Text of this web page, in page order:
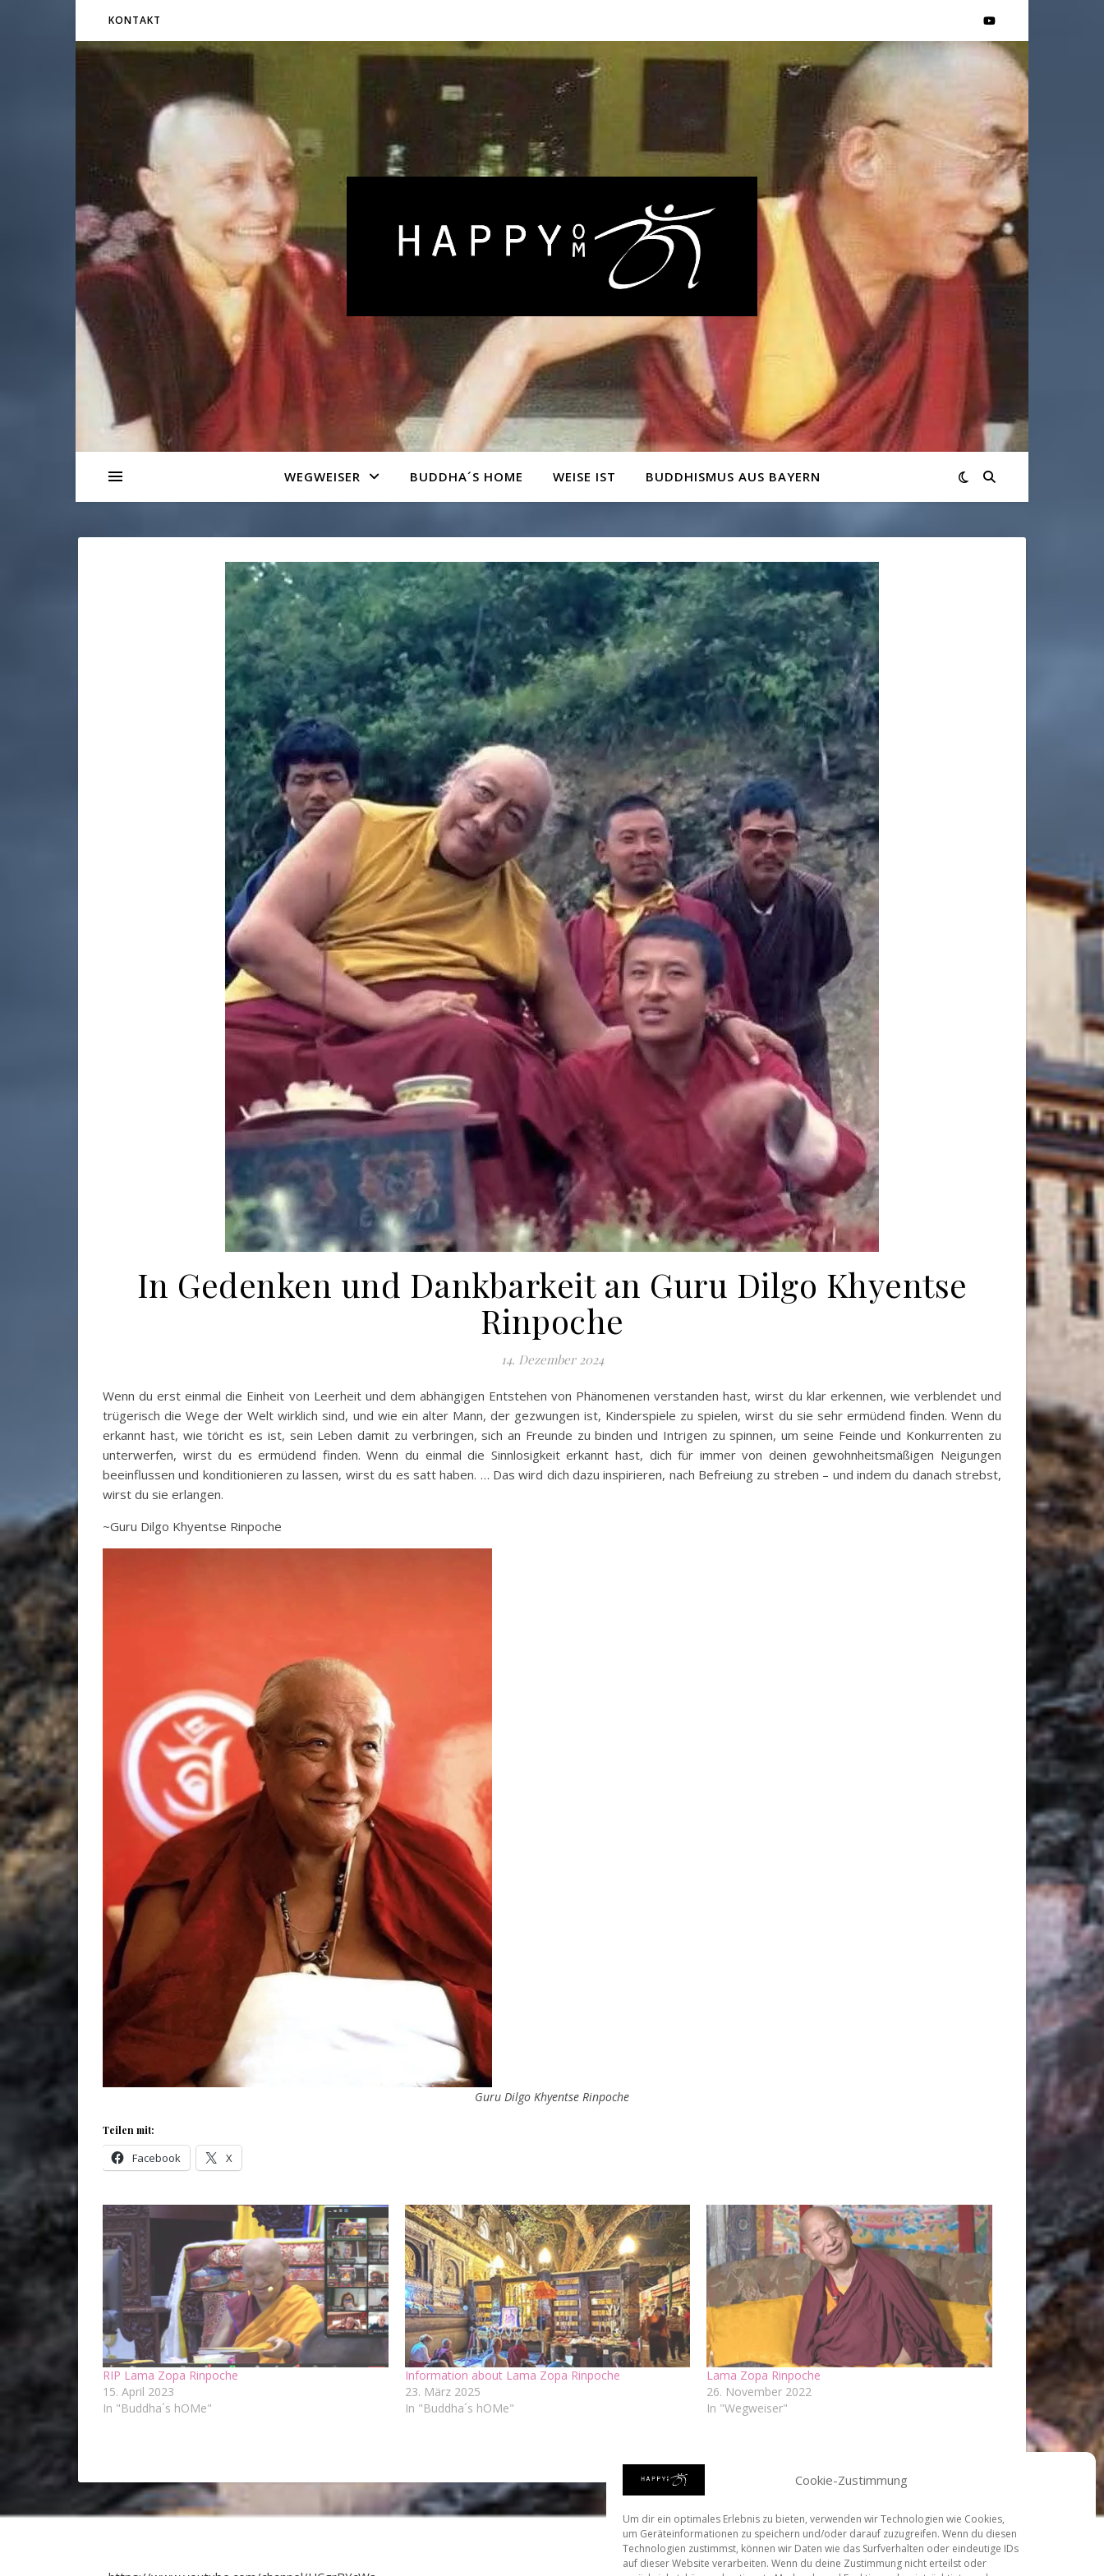
Cookie-Zustimmung
Um dir ein optimales Erlebnis zu bieten, verwenden wir Technologien wie Cookies,
um Geräteinformationen zu speichern und/oder darauf zuzugreifen. Wenn du diesen
Technologien zustimmst, können wir Daten wie das Surfverhalten oder eindeutige IDs
auf dieser Website verarbeiten. Wenn du deine Zustimmung nicht erteilst oder
KONTAKT
WEGWEISER BUDDHA´S HOME WEISE IST BUDDHISMUS AUS BAYERN
In Gedenken und Dankbarkeit an Guru Dilgo Khyentse
Rinpoche
14. Dezember 2024
Wenn du erst einmal die Einheit von Leerheit und dem abhängigen Entstehen von Phänomenen verstanden hast, wirst du klar erkennen, wie verblendet und
trügerisch die Wege der Welt wirklich sind, und wie ein alter Mann, der gezwungen ist, Kinderspiele zu spielen, wirst du sie sehr ermüdend finden. Wenn du
erkannt hast, wie töricht es ist, sein Leben damit zu verbringen, sich an Freunde zu binden und Intrigen zu spinnen, um seine Feinde und Konkurrenten zu
unterwerfen, wirst du es ermüdend finden. Wenn du einmal die Sinnlosigkeit erkannt hast, dich für immer von deinen gewohnheitsmäßigen Neigungen
beeinflussen und konditionieren zu lassen, wirst du es satt haben. … Das wird dich dazu inspirieren, nach Befreiung zu streben – und indem du danach strebst,
wirst du sie erlangen.
~Guru Dilgo Khyentse Rinpoche
Guru Dilgo Khyentse Rinpoche
Teilen mit:
Facebook X
RIP Lama Zopa Rinpoche
15. April 2023
In "Buddha´s hOMe"
Information about Lama Zopa Rinpoche
23. März 2025
In "Buddha´s hOMe"
Lama Zopa Rinpoche
26. November 2022
In "Wegweiser"